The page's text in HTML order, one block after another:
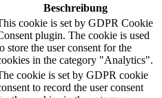
Beschreibung
cookie is set by GDPR Cookie
plugin. The cookie is used
store the user consent for the
in the category "Analytics".
cookie is set by GDPR cookie
to record the user consent